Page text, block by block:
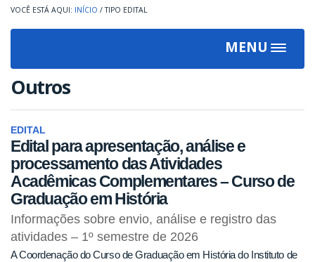
INÍCIO / TIPO EDITAL
MENU
Toggle
Outros
EDITAL
Edital para apresentação, análise e
processamento das Atividades
Acadêmicas Complementares – Curso de
Graduação em História
Informações sobre envio, análise e registro das
atividades – 1º semestre de 2026
A Coordenação do Curso de Graduação em História do Instituto de